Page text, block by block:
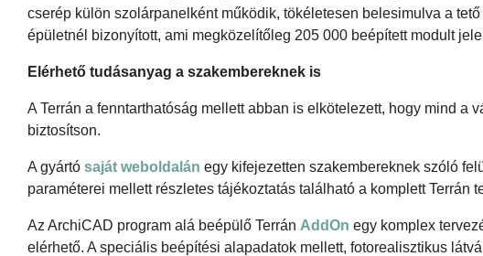
cserép külön szolárpanelként működik, tökéletesen belesimulva a
épületnél bizonyított, ami megközelítőleg 205 000 beépített modult
Elérhető tudásanyag a szakembereknek is
A Terrán a fenntarthatóság mellett abban is elkötelezett, hogy mind a
biztosítson.
A gyártó saját weboldalán egy kifejezetten szakembereknek szóló
paraméterei mellett részletes tájékoztatás található a komplett Terrán
Az ArchiCAD program alá beépülő Terrán AddOn egy komplex
elérhető. A speciális beépítési alapadatok mellett, fotorealisztikus